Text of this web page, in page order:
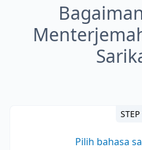
STEP
Pilih bahasa